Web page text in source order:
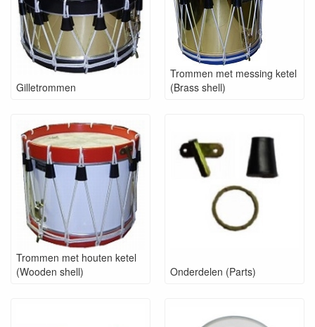
Gilletrommen
Trommen met messing ketel
(Brass shell)
Trommen met houten ketel
(Wooden shell)
Onderdelen (Parts)